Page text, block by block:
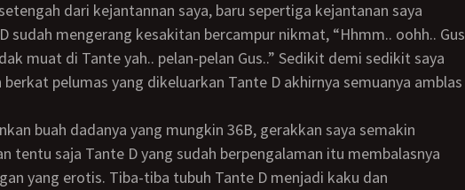
dari kejantannan saya, baru sepertiga kejantanan saya
sudah mengerang kesakitan bercampur nikmat, “Hhmm.. oohh.. Gus
muat di Tante yah.. pelan-pelan Gus..” Sedikit demi sedikit saya
berkat pelumas yang dikeluarkan Tante D akhirnya semuanya amblas
tentu saja Tante D yang sudah berpengalaman itu membalasnya
yang erotis. Tiba-tiba tubuh Tante D menjadi kaku dan